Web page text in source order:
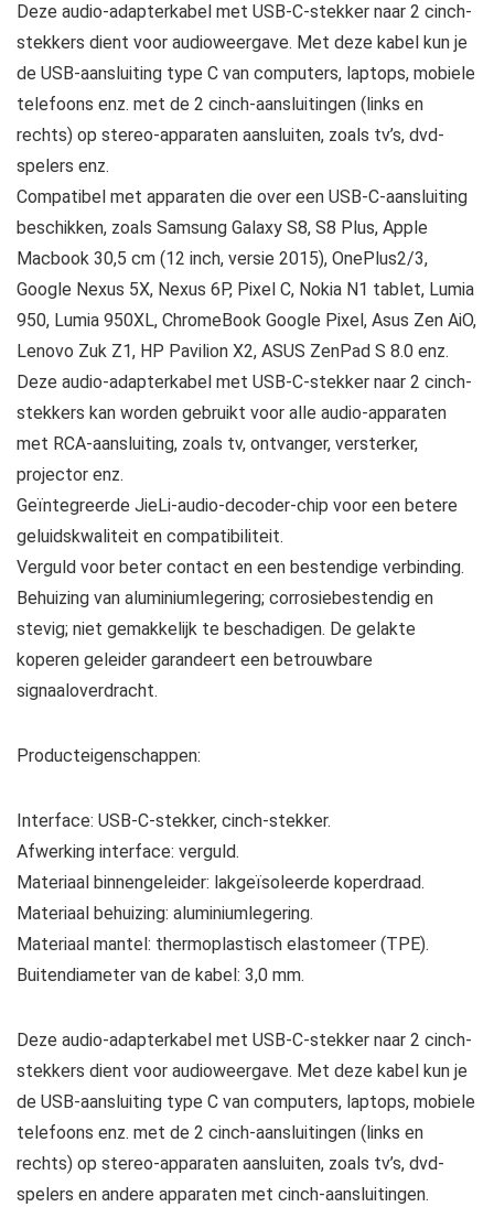
Deze audio-adapterkabel met USB-C-stekker naar 2 cinch-
stekkers dient voor audioweergave. Met deze kabel kun je
de USB-aansluiting type C van computers, laptops, mobiele
telefoons enz. met de 2 cinch-aansluitingen (links en
rechts) op stereo-apparaten aansluiten, zoals tv’s, dvd-
spelers enz.
Compatibel met apparaten die over een USB-C-aansluiting
beschikken, zoals Samsung Galaxy S8, S8 Plus, Apple
Macbook 30,5 cm (12 inch, versie 2015), OnePlus2/3,
Google Nexus 5X, Nexus 6P, Pixel C, Nokia N1 tablet, Lumia
950, Lumia 950XL, ChromeBook Google Pixel, Asus Zen AiO,
Lenovo Zuk Z1, HP Pavilion X2, ASUS ZenPad S 8.0 enz.
Deze audio-adapterkabel met USB-C-stekker naar 2 cinch-
stekkers kan worden gebruikt voor alle audio-apparaten
met RCA-aansluiting, zoals tv, ontvanger, versterker,
projector enz.
Geïntegreerde JieLi-audio-decoder-chip voor een betere
geluidskwaliteit en compatibiliteit.
Verguld voor beter contact en een bestendige verbinding.
Behuizing van aluminiumlegering; corrosiebestendig en
stevig; niet gemakkelijk te beschadigen. De gelakte
koperen geleider garandeert een betrouwbare
signaaloverdracht.
Producteigenschappen:
Interface: USB-C-stekker, cinch-stekker.
Afwerking interface: verguld.
Materiaal binnengeleider: lakgeïsoleerde koperdraad.
Materiaal behuizing: aluminiumlegering.
Materiaal mantel: thermoplastisch elastomeer (TPE).
Buitendiameter van de kabel: 3,0 mm.
Deze audio-adapterkabel met USB-C-stekker naar 2 cinch-
stekkers dient voor audioweergave. Met deze kabel kun je
de USB-aansluiting type C van computers, laptops, mobiele
telefoons enz. met de 2 cinch-aansluitingen (links en
rechts) op stereo-apparaten aansluiten, zoals tv’s, dvd-
spelers en andere apparaten met cinch-aansluitingen.